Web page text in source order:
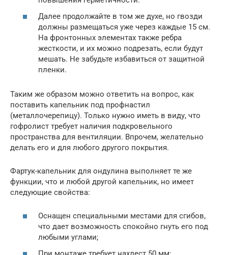
Далее продолжайте в том же духе, но гвозди
должны размещаться уже через каждые 15 см.
На фронтонных элементах также ребра
жесткости, и их можно подрезать, если будут
мешать. Не забудьте избавиться от защитной
пленки.
Таким же образом можно ответить на вопрос, как
поставить капельник под профнастил
(металлочерепицу). Только нужно иметь в виду, что
гофролист требует наличия подкровельного
пространства для вентиляции. Впрочем, желательно
делать его и для любого другого покрытия.
Фартук-капельник для ондулина выполняет те же
функции, что и любой другой капельник, но имеет
следующие свойства:
Оснащен специальными местами для сгибов,
что дает возможность спокойно гнуть его под
любыми углами;